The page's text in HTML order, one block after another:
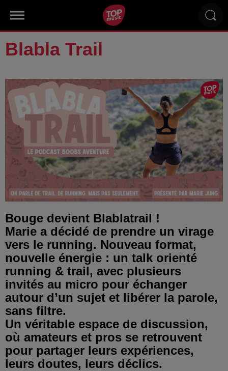
Blabla Trail
Bouge devient Blablatrail !
Marie a décidé de prendre un virage
vers le running. Nouveau format,
nouvelle énergie : un talk orienté
running & trail, avec plusieurs
invités au micro pour échanger
autour d’un sujet et libérer la parole,
sans filtre.
Un véritable espace de discussion,
où amateurs et pros se retrouvent
pour partager leurs expériences,
leurs doutes, leurs déclics.